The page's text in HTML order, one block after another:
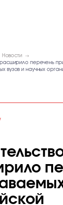
Новости
расширило перечень
вузов и научных